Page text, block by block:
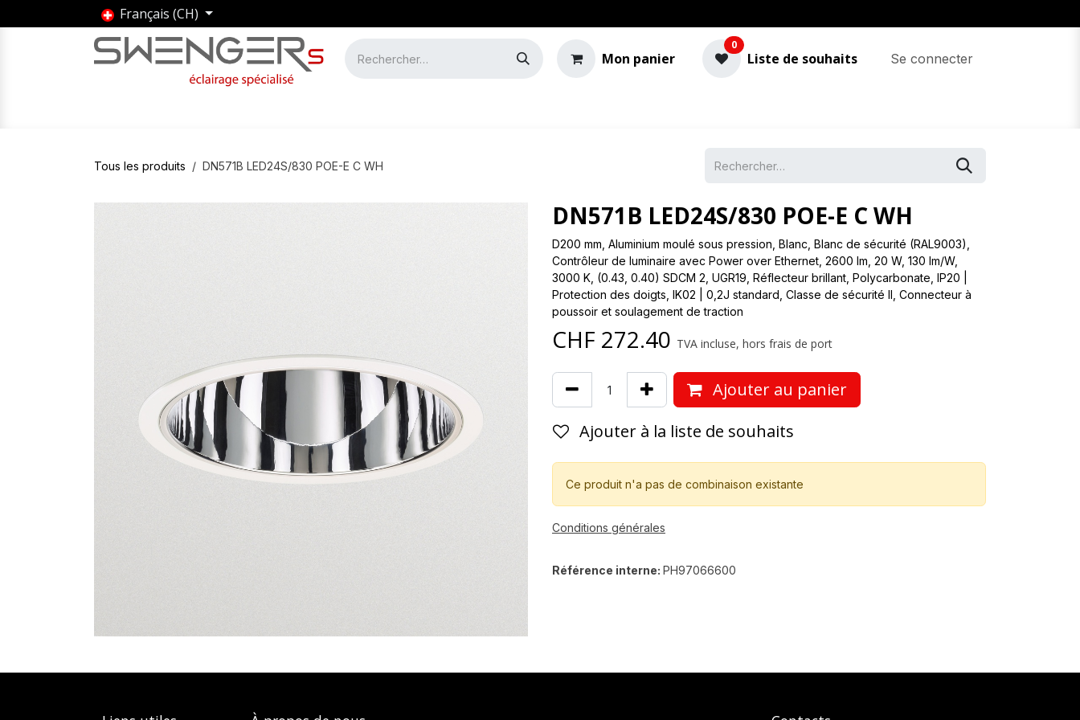
Se rendre au contenu
Français (CH)
Mon panier
0
Liste de souhaits Se connecter
Tous les produits DN571B LED24S/830 POE-E C WH
DN571B LED24S/830 POE-E C WH
D200 mm, Aluminium moulé sous pression, Blanc, Blanc de sécurité (RAL9003),
Contrôleur de luminaire avec Power over Ethernet, 2600 lm, 20 W, 130 lm/W,
3000 K, (0.43, 0.40) SDCM 2, UGR19, Réflecteur brillant, Polycarbonate, IP20 |
Protection des doigts, IK02 | 0,2J standard, Classe de sécurité II, Connecteur à
poussoir et soulagement de traction
CHF 272.40 TVA incluse, hors frais de port
Ajouter au panier
Ajouter à la liste de souhaits
Ce produit n'a pas de combinaison existante
Conditions générales
Référence interne: PH97066600